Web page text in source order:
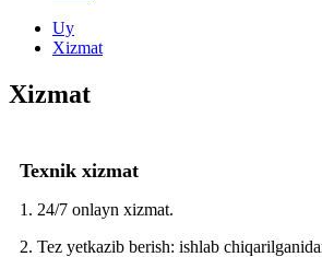
Uy
Xizmat
Xizmat
Texnik xizmat
1. 24/7 onlayn xizmat.
2. Tez yetkazib berish: ishlab